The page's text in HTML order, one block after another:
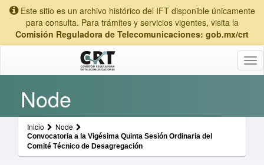
Este sitio es un archivo histórico del IFT disponible únicamente
para consulta. Para trámites y servicios vigentes, visita la
Comisión Reguladora de Telecomunicaciones: gob.mx/crt
Node
Inicio Node
Convocatoria a la Vigésima Quinta Sesión Ordinaria del
Comité Técnico de Desagregación